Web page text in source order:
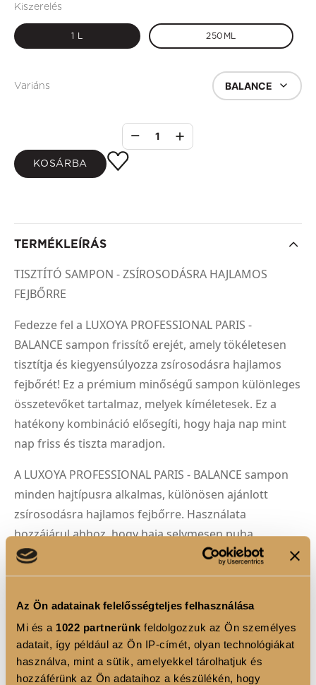
Az Ön adatainak felelősségteljes felhasználása
Mi és a 1022 partnerünk feldolgozzuk az Ön személyes
adatait, így például az Ön IP-címét, olyan technológiákat
használva, mint a sütik, amelyekkel tárolhatjuk és
hozzáférünk az Ön adataihoz a készülékén, hogy
Kiszerelés
1 L 250ML
Variáns BALANCE
1
KOSÁRBA
TERMÉKLEÍRÁS
TISZTÍTÓ SAMPON - ZSÍROSODÁSRA HAJLAMOS
FEJBŐRRE
Fedezze fel a LUXOYA PROFESSIONAL PARIS -
BALANCE sampon frissítő erejét, amely tökéletesen
tisztítja és kiegyensúlyozza zsírosodásra hajlamos
fejbőrét! Ez a prémium minőségű sampon különleges
összetevőket tartalmaz, melyek kíméletesek. Ez a
hatékony kombináció elősegíti, hogy haja nap mint
nap friss és tiszta maradjon.
A LUXOYA PROFESSIONAL PARIS - BALANCE sampon
minden hajtípusra alkalmas, különösen ajánlott
zsírosodásra hajlamos fejbőrre. Használata
hozzájárul ahhoz, hogy haja selymesen puha,
könnyen kezelhető és ragyogóan egészséges legyen.
otthonában a LUXOYA PROFESSIONAL PARIS -
BALANCE samponnal!
Használati utasítás:
1. Nedvesítse be a hajat alaposan!